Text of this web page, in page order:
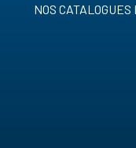
NOS